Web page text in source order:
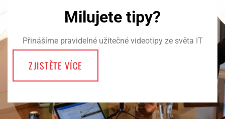
Milujete tipy?
Přinášíme pravidelné užitečné videotipy ze světa IT
ZJISTĚTE VÍCE